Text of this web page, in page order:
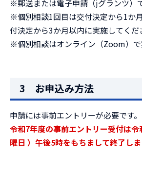
※郵送または電子申請（jグランツ）
※個別相談1回目は交付決定から1か
付決定から3か月以内に実施してくだ
※個別相談はオンライン（Zoom）で
3 お申込み方法
申請には事前エントリーが必要です。
令和7年度の事前エントリー受付は
曜日 ）午後5時をもちまして終了しま